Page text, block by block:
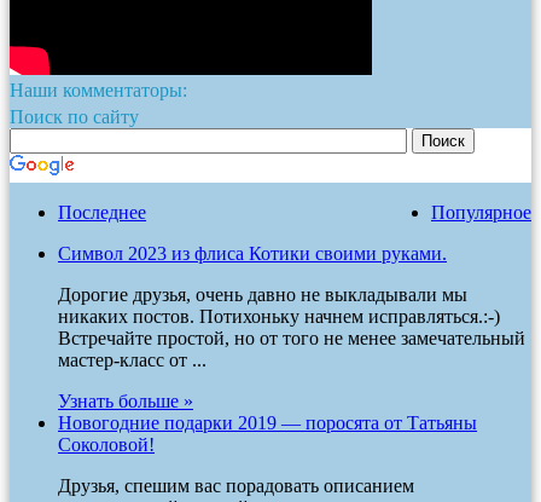
Наши комментаторы:
Поиск по сайту
Популярное
Последнее
Символ 2023 из флиса Котики своими руками.
Дорогие друзья, очень давно не выкладывали мы
никаких постов. Потихоньку начнем исправляться.:-)
Встречайте простой, но от того не менее замечательный
мастер-класс от ...
Узнать больше »
Новогодние подарки 2019 — поросята от Татьяны
Соколовой!
Друзья, спешим вас порадовать описанием